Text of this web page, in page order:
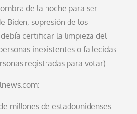
de la noche para ser
Biden, supresión de los
certificar la limpieza del
inexistentes o fallecidas
registradas para votar).
millones de estadounidenses